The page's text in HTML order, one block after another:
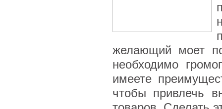
желающий моет
необходимо
имеете
чтобы привлечь